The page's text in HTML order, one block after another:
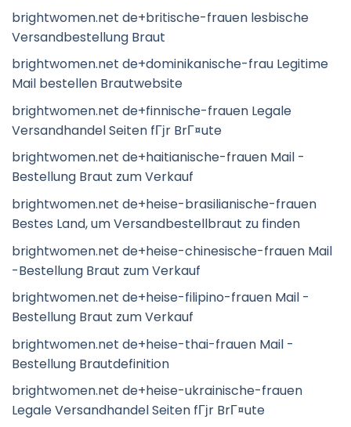
brightwomen.net de+britische-frauen lesbische
Versandbestellung Braut
brightwomen.net de+dominikanische-frau Legitime
Mail bestellen Brautwebsite
brightwomen.net de+finnische-frauen Legale
Versandhandel Seiten fГјr BrГ¤ute
brightwomen.net de+haitianische-frauen Mail -
Bestellung Braut zum Verkauf
brightwomen.net de+heise-brasilianische-frauen
Bestes Land, um Versandbestellbraut zu finden
brightwomen.net de+heise-chinesische-frauen Mail
-Bestellung Braut zum Verkauf
brightwomen.net de+heise-filipino-frauen Mail -
Bestellung Braut zum Verkauf
brightwomen.net de+heise-thai-frauen Mail -
Bestellung Brautdefinition
brightwomen.net de+heise-ukrainische-frauen
Legale Versandhandel Seiten fГјr BrГ¤ute